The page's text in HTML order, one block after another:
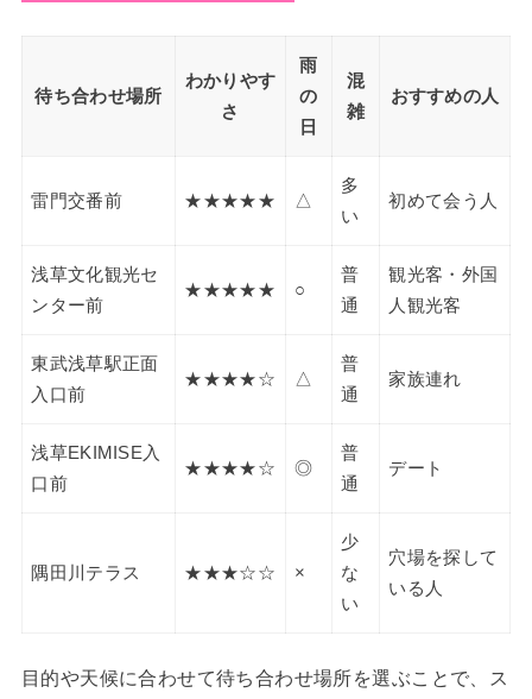
待ち合わせ場所
わかりやす
さ
雨
の
日
混
雑
おすすめの人
雷門交番前 ★★★★★ △
多
い
初めて会う人
浅草文化観光セ
ンター前
★★★★★ ○
普
通
観光客・外国
人観光客
東武浅草駅正面
入口前
★★★★☆ △
普
通
家族連れ
浅草EKIMISE入
口前
★★★★☆ ◎
普
通
デート
隅田川テラス ★★★☆☆ ×
少
な
い
穴場を探して
いる人
目的や天候に合わせて待ち合わせ場所を選ぶことで、ス